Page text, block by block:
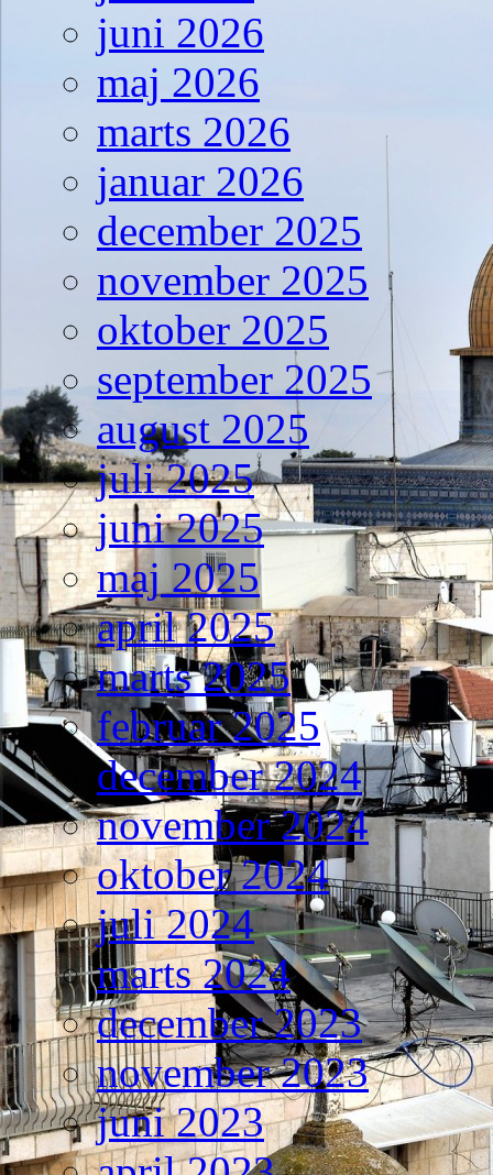
juni 2026
maj 2026
marts 2026
januar 2026
december 2025
november 2025
oktober 2025
september 2025
august 2025
juli 2025
juni 2025
maj 2025
april 2025
marts 2025
februar 2025
december 2024
november 2024
oktober 2024
juli 2024
marts 2024
december 2023
november 2023
juni 2023